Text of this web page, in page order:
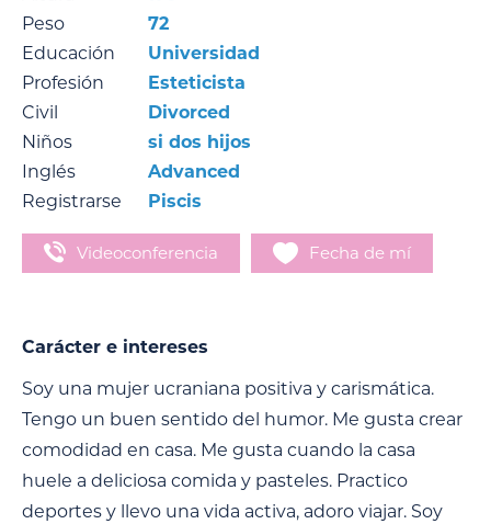
Peso
72
Educación
Universidad
Profesión
Esteticista
Civil
Divorced
Niños
si dos hijos
Inglés
Advanced
Registrarse
Piscis
Videoconferencia Fecha de mí
Carácter e intereses
Soy una mujer ucraniana positiva y carismática.
Tengo un buen sentido del humor. Me gusta crear
comodidad en casa. Me gusta cuando la casa
huele a deliciosa comida y pasteles. Practico
deportes y llevo una vida activa, adoro viajar. Soy